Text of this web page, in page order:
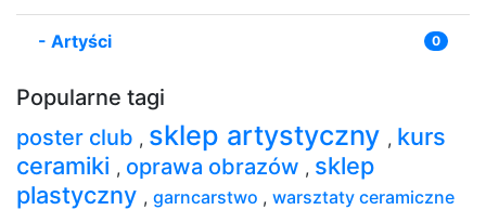
- Artyści 0
Popularne tagi
poster club , sklep artystyczny , kurs
ceramiki , oprawa obrazów , sklep
plastyczny , garncarstwo , warsztaty ceramiczne